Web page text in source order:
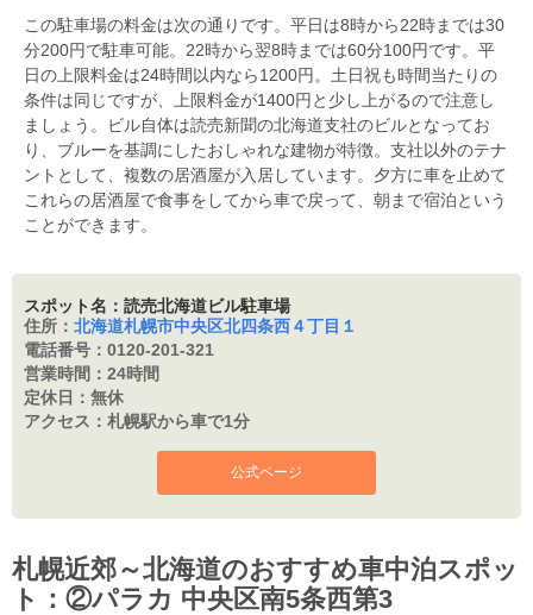
この駐車場の料金は次の通りです。平日は8時から22時までは30
分200円で駐車可能。22時から翌8時までは60分100円です。平
日の上限料金は24時間以内なら1200円。土日祝も時間当たりの
条件は同じですが、上限料金が1400円と少し上がるので注意し
ましょう。ビル自体は読売新聞の北海道支社のビルとなってお
り、ブルーを基調にしたおしゃれな建物が特徴。支社以外のテナ
ントとして、複数の居酒屋が入居しています。夕方に車を止めて
これらの居酒屋で食事をしてから車で戻って、朝まで宿泊という
ことができます。
スポット名：読売北海道ビル駐車場
住所： 北海道札幌市中央区北四条西４丁目１
電話番号： 0120-201-321
営業時間： 24時間
定休日： 無休
アクセス： 札幌駅から車で1分
公式ページ
札幌近郊～北海道のおすすめ車中泊スポッ
ト：②パラカ 中央区南5条西第3